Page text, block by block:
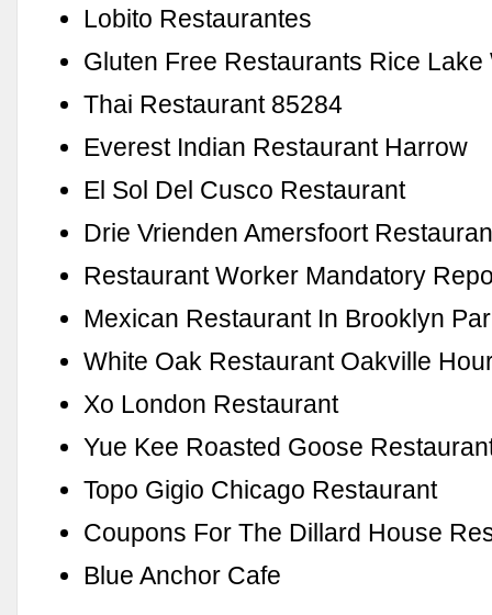
Lobito Restaurantes
Gluten Free Restaurants Rice Lake
Thai Restaurant 85284
Everest Indian Restaurant Harrow
El Sol Del Cusco Restaurant
Drie Vrienden Amersfoort
Restaurant Worker Mandatory
Mexican Restaurant In Brooklyn
White Oak Restaurant Oakville
Xo London Restaurant
Yue Kee Roasted Goose
Topo Gigio Chicago Restaurant
Coupons For The Dillard House
Blue Anchor Cafe